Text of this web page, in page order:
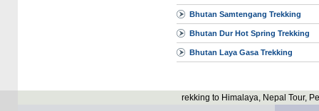
Bhutan Samtengang Trekking
Bhutan Dur Hot Spring Trekking
Bhutan Laya Gasa Trekking
to Himalaya, Nepal Tour, Peak